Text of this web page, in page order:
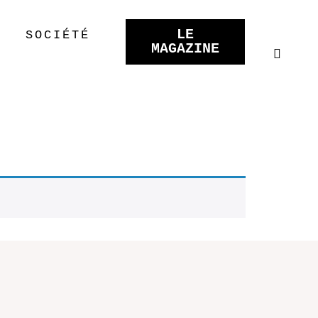
SOCIÉTÉ
LE
MAGAZINE